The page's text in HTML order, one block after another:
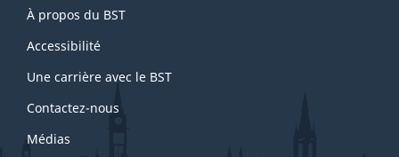
this
site
À propos du BST
Accessibilité
Une carrière avec le BST
Contactez-nous
Médias